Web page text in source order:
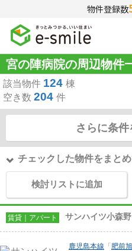
物件登録数
宮の陣病院の周辺物件
該当物件 124 棟
空き数 204 件
さらに条
チェックした物件をまと
検討リストに追加
賃貸｜アパート サンハイツ小森
鹿児島本線 「肥前旭